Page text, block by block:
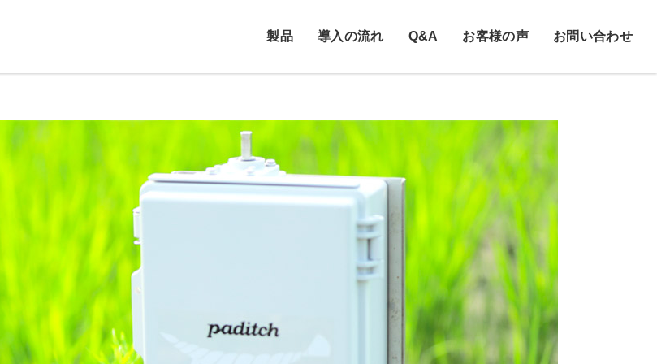
製品 導入の流れ Q&A お客様の声 お問い合わせ